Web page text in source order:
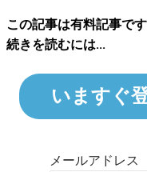
この記事は有料記事です
続きを読むには...
いますぐ
メールアドレス